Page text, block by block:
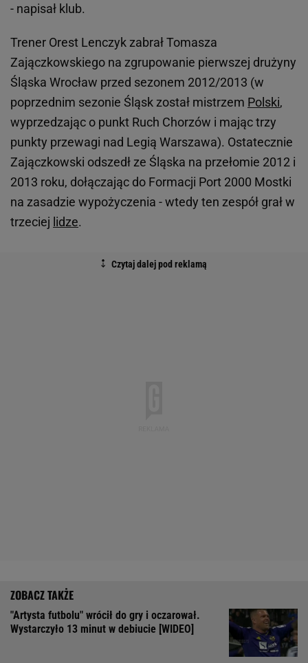
- napisał klub.
Trener Orest Lenczyk zabrał Tomasza
Zajączkowskiego na zgrupowanie pierwszej drużyny
Śląska Wrocław przed sezonem 2012/2013 (w
poprzednim sezonie Śląsk został mistrzem Polski,
wyprzedzając o punkt Ruch Chorzów i mając trzy
punkty przewagi nad Legią Warszawa). Ostatecznie
Zajączkowski odszedł ze Śląska na przełomie 2012 i
2013 roku, dołączając do Formacji Port 2000 Mostki
na zasadzie wypożyczenia - wtedy ten zespół grał w
trzeciej lidze.
"Artysta futbolu" wrócił do gry i oczarował.
Wystarczyło 13 minut w debiucie [WIDEO]